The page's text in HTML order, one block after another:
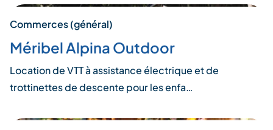
Commerces (général)
Méribel Alpina Outdoor
Location de VTT à assistance électrique et de
trottinettes de descente pour les enfa…